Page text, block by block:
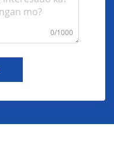
0/1000